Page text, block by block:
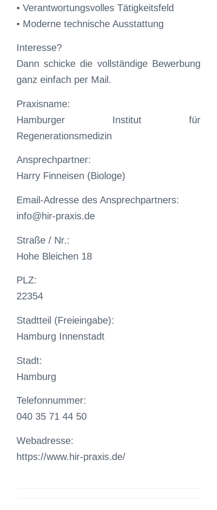
• Verantwortungsvolles Tätigkeitsfeld
• Moderne technische Ausstattung
Interesse?
Dann schicke die vollständige Bewerbung
ganz einfach per Mail.
Praxisname:
Hamburger Institut für
Regenerationsmedizin
Ansprechpartner:
Harry Finneisen (Biologe)
Email-Adresse des Ansprechpartners:
info@hir-praxis.de
Straße / Nr.:
Hohe Bleichen 18
PLZ:
22354
Stadtteil (Freieingabe):
Hamburg Innenstadt
Stadt:
Hamburg
Telefonnummer:
040 35 71 44 50
Webadresse:
https://www.hir-praxis.de/